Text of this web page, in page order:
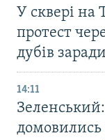
У сквері
протест
дубів
14:11